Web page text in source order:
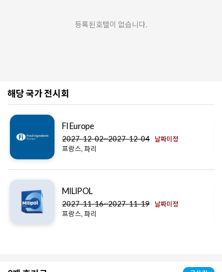
등록된호텔이 없습니다.
해당 국가 전시회
FI Europe
2027-12-02~2027-12-04 날짜미정
프랑스, 파리
MILIPOL
2027-11-16~2027-11-19 날짜미정
프랑스, 파리